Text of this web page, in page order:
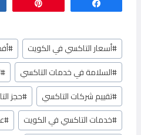
وسوم
المقال:
#أسعار التاكسي في الكويت #
#السلامة في خدمات التاكسي #
#تقييم شركات التاكسي #حجز
#خدمات التاكسي في الكويت #